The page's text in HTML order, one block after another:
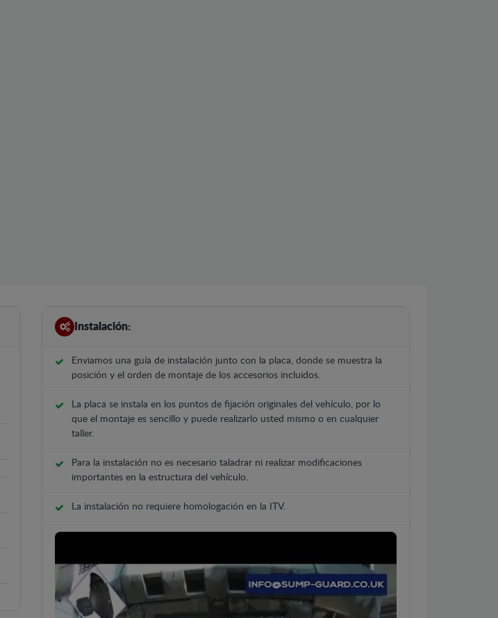
Instalación:
Enviamos una guía de instalación junto con la placa, donde se muestra la
posición y el orden de montaje de los accesorios incluidos.
La placa se instala en los puntos de fijación originales del vehículo, por lo
que el montaje es sencillo y puede realizarlo usted mismo o en cualquier
taller.
Para la instalación no es necesario taladrar ni realizar modificaciones
importantes en la estructura del vehículo.
La instalación no requiere homologación en la ITV.